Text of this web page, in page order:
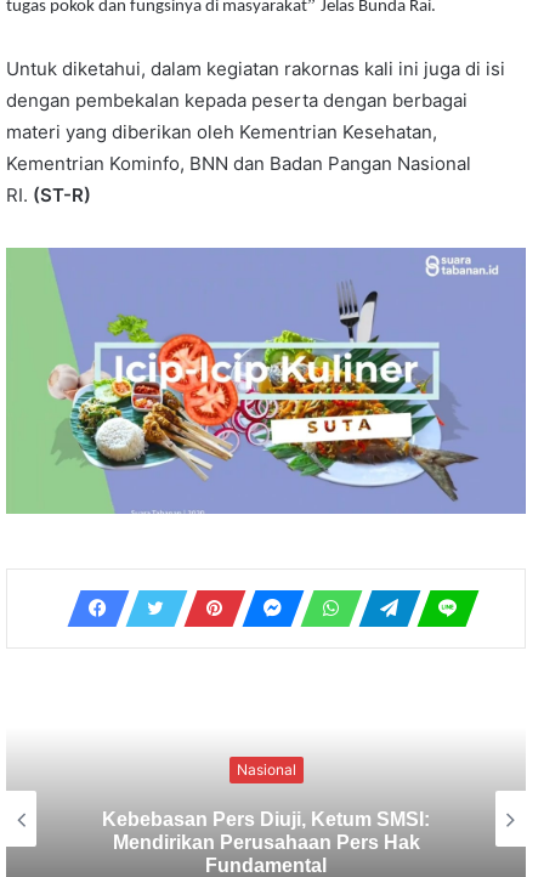
tugas pokok dan fungsinya di masyarakat” Jelas Bunda Rai.
Untuk diketahui, dalam kegiatan rakornas kali ini juga di isi
dengan pembekalan kepada peserta dengan berbagai
materi yang diberikan oleh Kementrian Kesehatan,
Kementrian Kominfo, BNN dan Badan Pangan Nasional
RI. (ST-R)
Nasional
SMSI Usulkan Verifikasi Media
Deserahkan Pada Organisasi Media,
Ketua Dewan Pers : Siap Membahas